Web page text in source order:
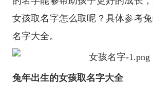
女孩取名字怎么取呢？具体参考
名字大全。
兔年出生的女孩取名字大全